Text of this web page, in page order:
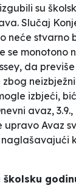
su
. Slučaj
neće
se
da
izbjeći,
avaz, 3.9.,
upravo Avaz
školsku